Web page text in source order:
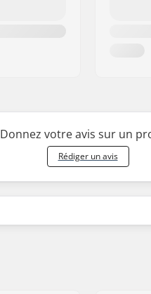
Donnez votre avis sur un
Rédiger un avis